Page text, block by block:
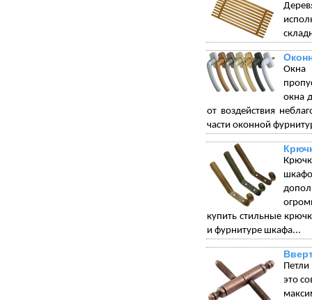
Окна
окна
от воздействия
части оконной
купить стильные
и фурнитуре шкафа...
это